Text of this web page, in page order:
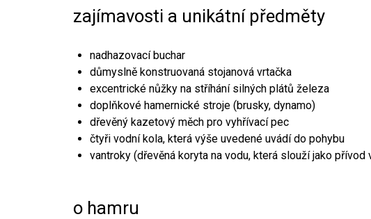
zajímavosti a unikátní předměty
nadhazovací buchar
důmyslně konstruovaná stojanová vrtačka
excentrické nůžky na stříhání silných plátů železa
doplňkové hamernické stroje (brusky, dynamo)
dřevěný kazetový měch pro vyhřívací pec
čtyři vodní kola, která výše uvedené uvádí do pohybu
vantroky (dřevěná koryta na vodu, která slouží jako
o hamru